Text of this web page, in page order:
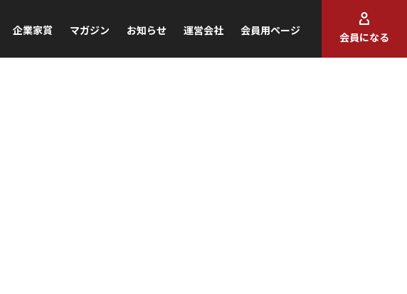
企業家賞 マガジン お知らせ 運営会社 会員用ページ
会員になる